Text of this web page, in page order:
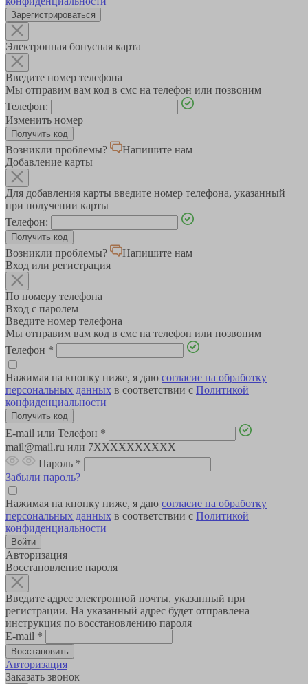
Зарегистрироваться
Электронная бонусная карта
Введите номер телефона
Мы отправим вам код в смс на телефон или позвоним
Телефон:
Изменить номер
Возникли проблемы?
Напишите нам
Добавление карты
Для добавления карты введите номер телефона, указанный
при получении карты
Телефон:
Возникли проблемы?
Напишите нам
Вход или регистрация
По номеру телефона
Вход с паролем
Введите номер телефона
Мы отправим вам код в смс на телефон или позвоним
Телефон *
Нажимая на кнопку ниже, я даю согласие на обработку
персональных данных в соответствии с Политикой
конфиденциальности
E-mail или Телефон *
mail@mail.ru или 7XXXXXXXXXX
Пароль *
Забыли пароль?
Нажимая на кнопку ниже, я даю согласие на обработку
персональных данных в соответствии с Политикой
конфиденциальности
Авторизация
Восстановление пароля
Введите адрес электронной почты, указанный при
регистрации. На указанный адрес будет отправлена
инструкция по восстановлению пароля
E-mail *
Авторизация
Заказать звонок